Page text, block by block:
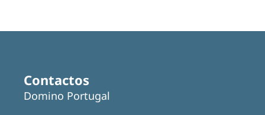
Contactos
Domino Portugal